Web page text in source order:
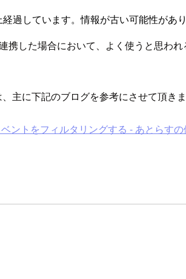
過しています。情報が古い可能性があ
携した場合において、よく使うと思わ
主に下記のブログを参考にさせて頂きま
ントをフィルタリングする - あとらす